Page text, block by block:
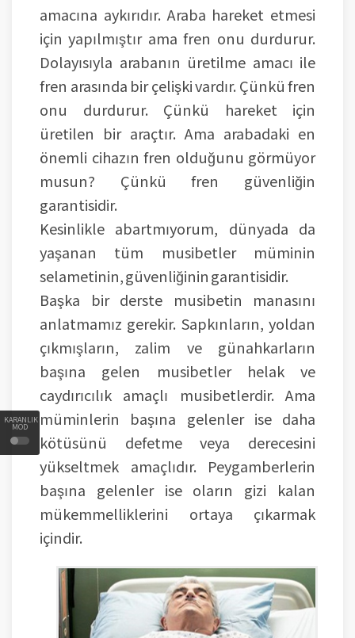
KARANLIK
MOD
amacına aykırıdır. Araba hareket etmesi
için yapılmıştır ama fren onu durdurur.
Dolayısıyla arabanın üretilme amacı ile
fren arasında bir çelişki vardır. Çünkü fren
onu durdurur. Çünkü hareket için
üretilen bir araçtır. Ama arabadaki en
önemli cihazın fren olduğunu görmüyor
musun? Çünkü fren güvenliğin
garantisidir.
Kesinlikle abartmıyorum, dünyada da
yaşanan tüm musibetler müminin
selametinin, güvenliğinin garantisidir.
Başka bir derste musibetin manasını
anlatmamız gerekir. Sapkınların, yoldan
çıkmışların, zalim ve günahkarların
başına gelen musibetler helak ve
caydırıcılık amaçlı musibetlerdir. Ama
müminlerin başına gelenler ise daha
kötüsünü defetme veya derecesini
yükseltmek amaçlıdır. Peygamberlerin
başına gelenler ise oların gizi kalan
mükemmelliklerini ortaya çıkarmak
içindir.